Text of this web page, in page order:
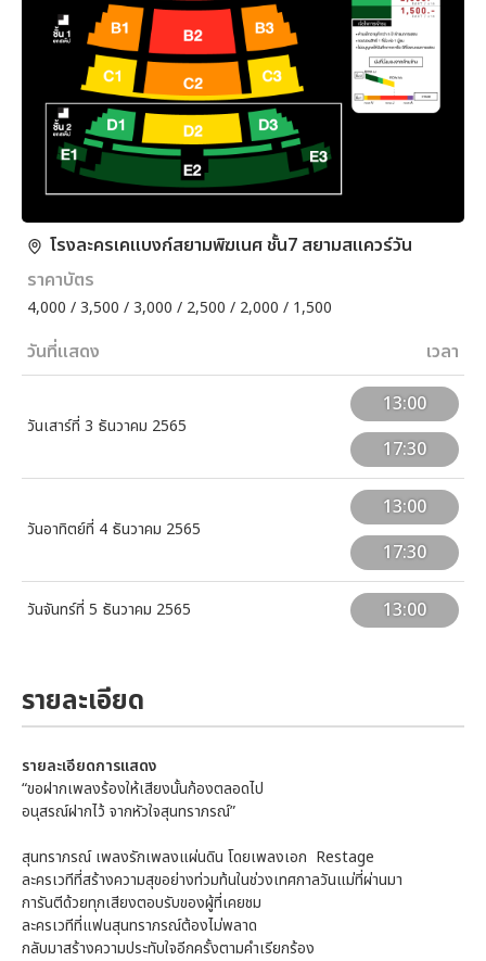
โรงละครเคแบงก์สยามพิฆเนศ ชั้น7 สยามสแควร์วัน
ราคาบัตร
4,000 / 3,500 / 3,000 / 2,500 / 2,000 / 1,500
วันที่แสดง เวลา
วันเสาร์ที่ 3 ธันวาคม 2565
13:00
17:30
วันอาทิตย์ที่ 4 ธันวาคม 2565
13:00
17:30
วันจันทร์ที่ 5 ธันวาคม 2565 13:00
รายละเอียด
รายละเอียดการแสดง
“ขอฝากเพลงร้องให้เสียงนั้นก้องตลอดไป
อนุสรณ์ฝากไว้ จากหัวใจสุนทราภรณ์”
สุนทราภรณ์ เพลงรักเพลงแผ่นดิน โดยเพลงเอก Restage
ละครเวทีที่สร้างความสุขอย่างท่วมท้นในช่วงเทศกาลวันแม่ที่ผ่านมา
การันตีด้วยทุกเสียงตอบรับของผู้ที่เคยชม
ละครเวทีที่แฟนสุนทราภรณ์ต้องไม่พลาด
กลับมาสร้างความประทับใจอีกครั้งตามคำเรียกร้อง